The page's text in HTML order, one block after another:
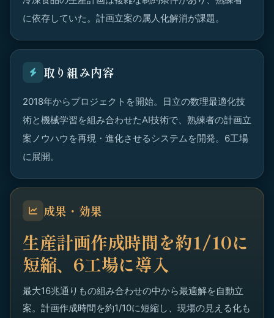
に依存していた。計画立案の属人化解消が課題。
取り組み内容
2018年からプロジェクトを開始。日立の数理最適化技
術と機械学習を組み合わせたAI技術で、熟練者の計画立
案ノウハウを再現・進化させるシステムを開発。6工場
に展開。
成果・効果
生産計画作成時間を約1/10に
短縮、6工場に導入
最大16兆通りもの組み合わせの中から最適解を自動立
案。計画作成時間を約1/10に短縮し、現場の見える化も